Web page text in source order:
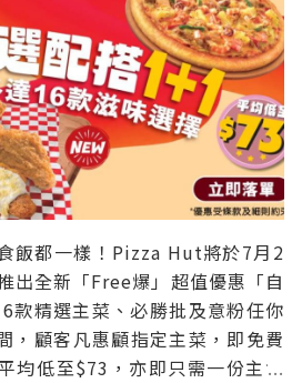
飯都一樣！Pizza Hut將於7月2
出全新「Free爆」超值優惠「自
款精選主菜、必勝批及意粉任你
，顧客凡惠顧指定主菜，即免費
均低至$73，亦即只需一份主食